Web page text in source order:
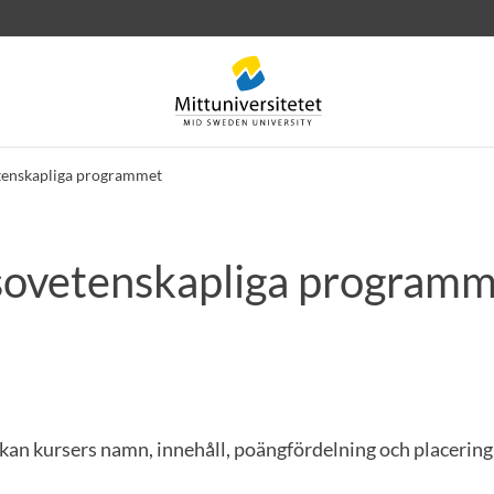
programmet
Personal Lediga jobb
kursers namn, innehåll, poängfördelning och